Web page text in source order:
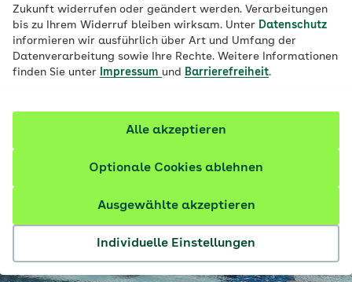
Zukunft widerrufen oder geändert werden. Verarbeitungen
bis zu Ihrem Widerruf bleiben wirksam. Unter Datenschutz
informieren wir ausführlich über Art und Umfang der
Datenverarbeitung sowie Ihre Rechte. Weitere Informationen
finden Sie unter
Impressum und Barrierefreiheit.
Individuelle Einstellungen
Ausgewählte akzeptieren
Optionale Cookies ablehnen
Alle akzeptieren
welche positiven Effekte Schwimmen auf
den Körper hat.
Fachlich geprüft